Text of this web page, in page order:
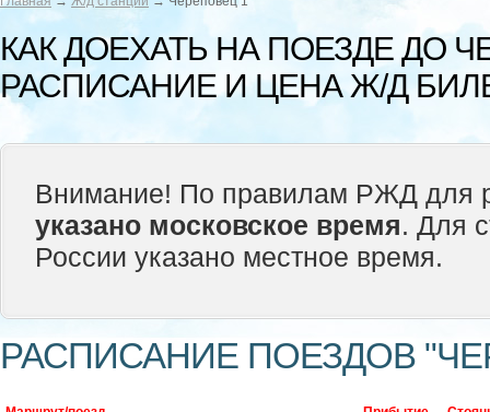
КАК ДОЕХАТЬ НА ПОЕЗДЕ ДО
РАСПИСАНИЕ И ЦЕНА Ж/Д
Внимание! По правилам РЖД для
указано московское время. Для
России указано местное время.
РАСПИСАНИЕ ПОЕЗДОВ